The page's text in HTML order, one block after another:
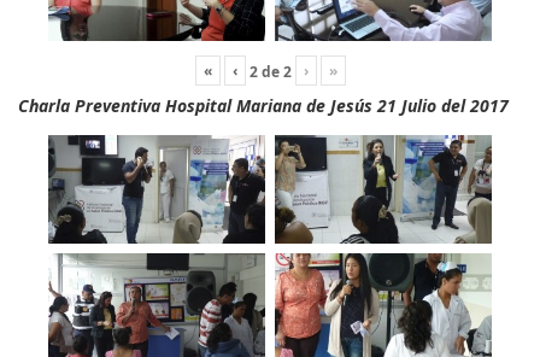
« ‹ 2de2 › »
Charla Preventiva Hospital Mariana de Jesús 21 Julio del 2017